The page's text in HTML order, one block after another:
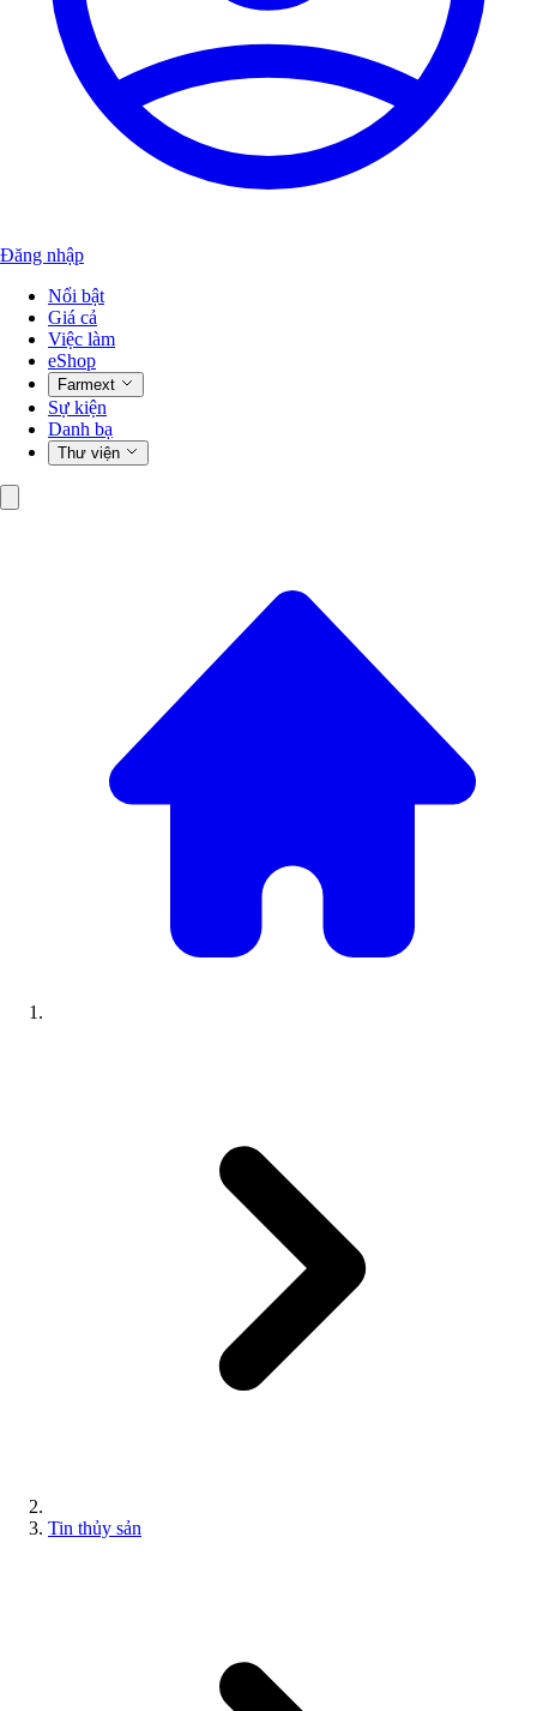
Đăng nhập
Nổi bật
Giá cả
Việc làm
eShop
Farmext
Sự kiện
Danh bạ
Thư viện
Tin thủy sản